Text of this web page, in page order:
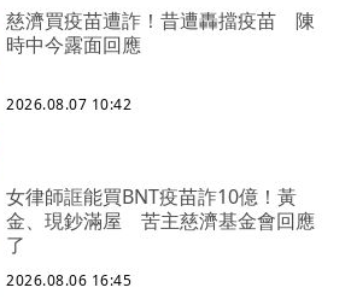
慈濟買疫苗遭詐！昔遭轟擋疫苗 陳
時中今露面回應
2026.08.07 10:42
女律師誆能買BNT疫苗詐10億！黃
金、現鈔滿屋 苦主慈濟基金會回應
了
2026.08.06 16:45